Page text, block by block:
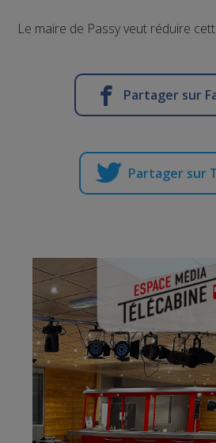
Le maire de Passy veut réduire
Partager sur
Partager sur